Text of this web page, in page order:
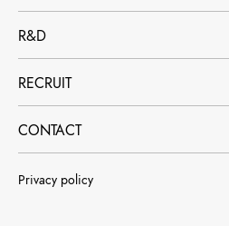
R&D
RECRUIT
CONTACT
Privacy policy